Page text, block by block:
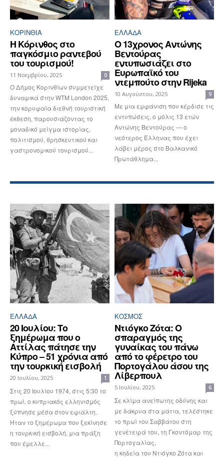
ΚΟΡΙΝΘΊΑ
Η Κόρινθος στο
παγκόσμιο ραντεβού
του τουρισμού!
11 Νοεμβρίου, 2025 0
Ο Δήμος Κορινθίων συμμετείχε
δυναμικά στην WTM London 2025,
την κορυφαία διεθνή τουριστική
έκθεση, παρουσιάζοντας το
μοναδικό μείγμα ιστορίας,
πολιτισμού, θρησκευτικού και
γαστρονομικού τουρισμού...
ΕΛΛΆΔΑ
Ο 13χρονος Αντώνης
Βεντούρας
εντυπωσιάζει στο
Ευρωπαϊκό του
ντεμπούτο στην Rijeka
10 Αυγούστου, 2025 9
Με μια εμφάνιση που κέρδισε τις
εντυπώσεις, ο μόλις 13 ετών
Αντώνης Βεντούρας — ο
νεότερος Έλληνας που έχει
λάβει μέρος στο Βαλκανικό
Πρωτάθλημα...
ΕΛΛΆΔΑ
20 Ιουλίου: Το
ξημέρωμα που ο
Αττίλας πάτησε την
Κύπρο – 51 χρόνια από
την τουρκική εισβολή
20 Ιουλίου, 2025 1
Στις 20 Ιουλίου 1974, στις 5:30 το
πρωί, ο κυπριακός ελληνισμός
ξύπνησε μέσα στον εφιάλτη.
Ήταν το ξημέρωμα που ξεκίνησε
η τουρκική εισβολή, μια πράξη
που έμελλε...
ΚΌΣΜΟΣ
Ντιόγκο Ζότα: Ο
σπαραγμός της
γυναίκας του πάνω
από το φέρετρο του
Πορτογάλου άσου της
Λίβερπουλ
5 Ιουλίου, 2025 6
Σε κλίμα ανείπωτης οδύνης και
με δάκρυα στα μάτια, τελέστηκε
το πρωί του Σαββάτου στη
γενέτειρά του, τη Γκοντόμαρ της
Πορτογαλίας,
η κηδεία του Ντιόγκο Ζότα και